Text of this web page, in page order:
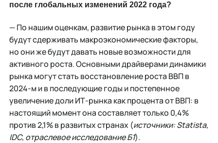
после глобальных изменений 2022 года?
— По нашим оценкам, развитие рынка в этом году
будут сдерживать макроэкономические факторы,
но они же будут давать новые возможности для
активного роста. Основными драйверами динамики
рынка могут стать восстановление роста ВВП в
2024-м и в последующие годы и постепенное
увеличение доли ИТ-рынка как процента от ВВП: в
настоящий момент она составляет только 0,4%
против 2,1% в развитых странах (источники: Statista,
IDC, отраслевое исследование Б1).